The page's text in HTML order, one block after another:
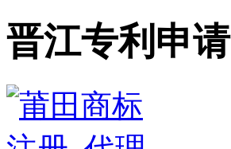
晋江专利申请